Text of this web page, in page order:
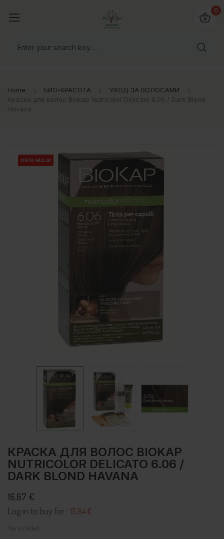
0
Home БИО-КРАСОТА
УХОД ЗА ВОЛОСАМИ
Краска для волос Biokap Nutricolor Delicato 6.06 / Dark Blond
Havana
OSTA HULGI
OSTA HULGI
OSTA HULGI
КРАСКА ДЛЯ ВОЛОС BIOKAP
NUTRICOLOR DELICATO 6.06 /
DARK BLOND HAVANA
16,67 €
Log in to buy for : 15.84 €
Tax included